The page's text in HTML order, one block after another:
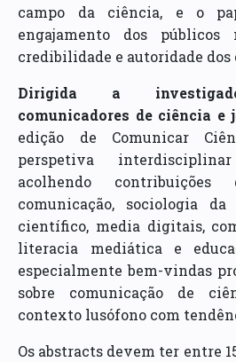
campo da ciência, e o
engajamento dos
credibilidade e autoridade dos
Dirigida a
comunicadores de ciência e
edição de Comunicar
perspetiva
acolhendo
comunicação, sociologia
científico, media digitais,
literacia mediática e
especialmente bem-vindas
sobre comunicação de
contexto lusófono com
Os abstracts devem ter entre